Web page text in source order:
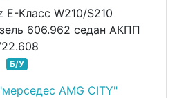
E-Класс W210/S210
606.962 седан АКПП
Б/У
AMG CITY"